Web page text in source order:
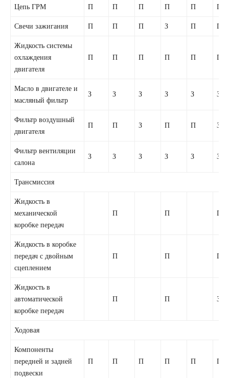
Цепь ГРМ П П П П П П
Свечи зажигания П П П З П П
Жидкость системы
охлаждения
двигателя
П П П П П П
Масло в двигателе и
масляный фильтр
З З З З З З
Фильтр воздушный
двигателя
П П З П П З
Фильтр вентиляции
салона
З З З З З З
Трансмиссия
Жидкость в
механической
коробке передач
П П П
Жидкость в коробке
передач с двойным
сцеплением
П П П
Жидкость в
автоматической
коробке передач
П П З
Ходовая
Компоненты
передней и задней
подвески
П П П П П П